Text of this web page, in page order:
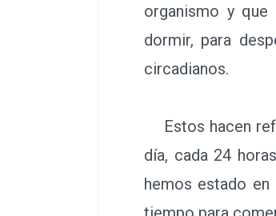
organismo y que
dormir, para
circadianos.
Estos hacen
día, cada 24
hemos estado